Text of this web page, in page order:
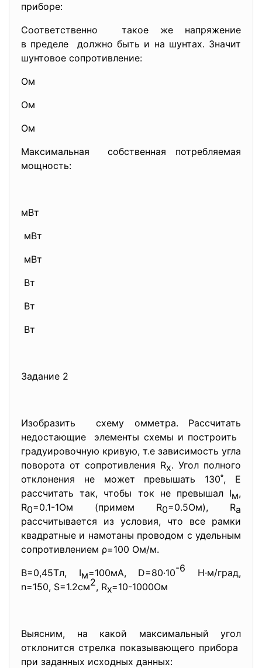
приборе:
Соответственно такое же напряжение
в пределе должно быть и на шунтах. Значит
шунтовое сопротивление:
Ом
Ом
Ом
Максимальная собственная потребляемая
мощность:
мВт
мВт
мВт
Вт
Вт
Вт
Задание 2
Изобразить схему омметра. Рассчитать
недостающие элементы схемы и построить
градуировочную кривую, т.е зависимость угла
поворота от сопротивления Rx. Угол полного
отклонения не может превышать 130˚, Е
рассчитать так, чтобы ток не превышал Iм,
R0=0.1-1Ом (примем R0=0.5Ом), Ra
рассчитывается из условия, что все рамки
квадратные и намотаны проводом с удельным
сопротивлением ρ=100 Ом/м.
В=0,45Тл, Iм=100мА, D=80·10-6 Н·м/град,
n=150, S=1.2см2, Rx=10-1000Ом
Выясним, на какой максимальный угол
отклонится стрелка показывающего прибора
при заданных исходных данных: